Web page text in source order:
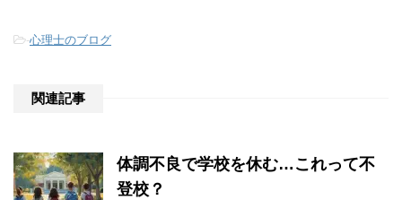
-心理士のブログ
関連記事
体調不良で学校を休む…これって不
登校？